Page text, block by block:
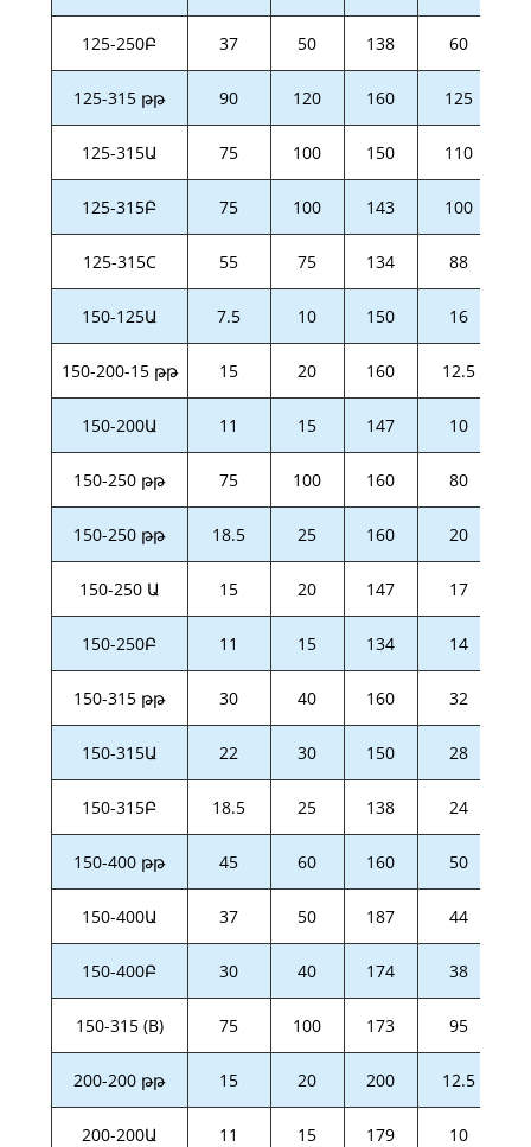
125-250Բ 37 50 138 60
125-315 թթ 90 120 160 125
125-315Ա 75 100 150 110
125-315Բ 75 100 143 100
125-315C 55 75 134 88
150-125Ա 7.5 10 150 16
150-200-15 թթ 15 20 160 12.5
150-200Ա 11 15 147 10
150-250 թթ 75 100 160 80
150-250 թթ 18.5 25 160 20
150-250 Ա 15 20 147 17
150-250Բ 11 15 134 14
150-315 թթ 30 40 160 32
150-315Ա 22 30 150 28
150-315Բ 18.5 25 138 24
150-400 թթ 45 60 160 50
150-400Ա 37 50 187 44
150-400Բ 30 40 174 38
150-315 (B) 75 100 173 95
200-200 թթ 15 20 200 12.5
200-200Ա 11 15 179 10